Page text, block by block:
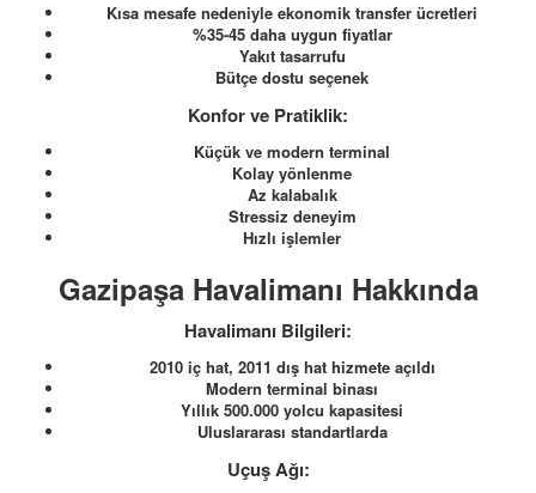
Kısa mesafe nedeniyle ekonomik transfer ücretleri
%35-45 daha uygun fiyatlar
Yakıt tasarrufu
Bütçe dostu seçenek
Konfor ve Pratiklik:
Küçük ve modern terminal
Kolay yönlenme
Az kalabalık
Stressiz deneyim
Hızlı işlemler
Gazipaşa Havalimanı Hakkında
Havalimanı Bilgileri:
2010 iç hat, 2011 dış hat hizmete açıldı
Modern terminal binası
Yıllık 500.000 yolcu kapasitesi
Uluslararası standartlarda
Uçuş Ağı: